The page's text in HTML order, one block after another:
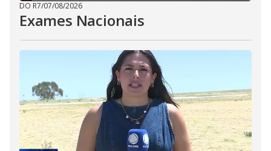
DO R7/07/08/2026
Exames Nacionais